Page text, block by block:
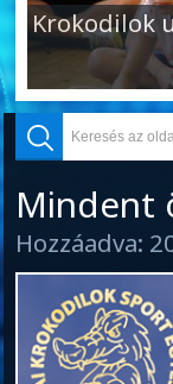
Krokodilok
Mindent
Hozzáadva: